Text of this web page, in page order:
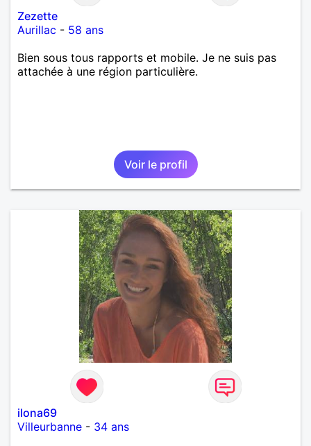
Zezette
Aurillac - 58 ans
Bien sous tous rapports et mobile. Je ne suis pas
attachée à une région particulière.
Voir le profil
ilona69
Villeurbanne - 34 ans